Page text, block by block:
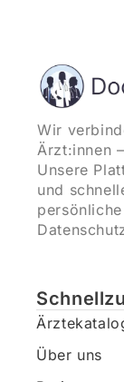
Wir
Ärzt:innen
Unsere
und
Über uns